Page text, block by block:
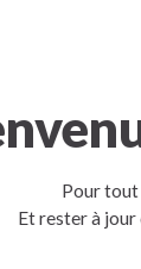
Pour tout
Et rester à